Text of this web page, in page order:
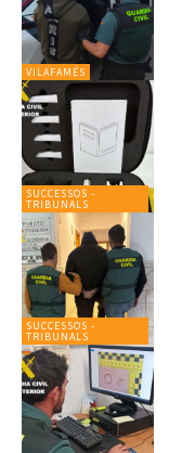
VILAFAMÉS
SUCCESSOS -
TRIBUNALS
SUCCESSOS -
TRIBUNALS